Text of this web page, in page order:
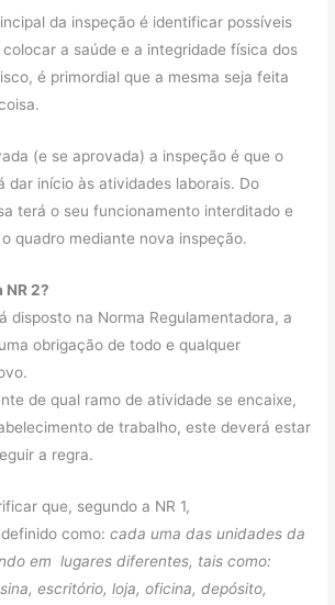
da inspeção é identificar possíveis
a saúde e a integridade física dos
é primordial que a mesma seja feita
(e se aprovada) a inspeção é que o
dar início às atividades laborais. Do
terá o seu funcionamento interditado e
quadro mediante nova inspeção.
NR 2?
disposto na Norma Regulamentadora, a
obrigação de todo e qualquer
de qual ramo de atividade se encaixe,
de trabalho, este deverá estar
a regra.
que, segundo a NR 1,
como: cada uma das unidades da
em lugares diferentes, tais como:
escritório, loja, oficina, depósito,